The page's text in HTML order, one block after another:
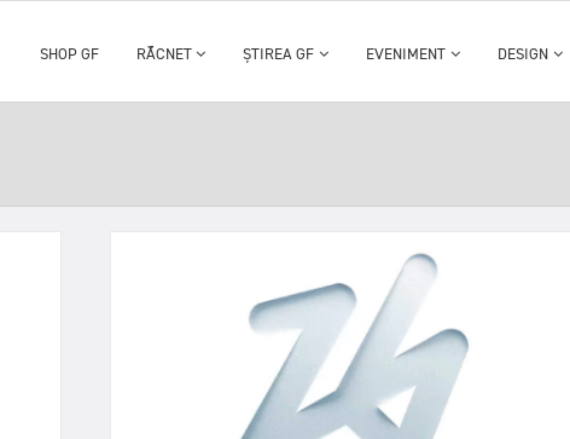
SHOP GF RĂCNET ȘTIREA GF EVENIMENT DESIGN